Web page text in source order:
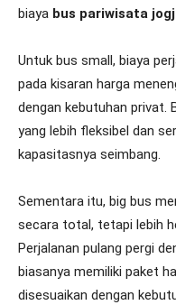
biaya bus pariwisata
Untuk bus small, biaya
pada kisaran harga
dengan kebutuhan privat.
yang lebih fleksibel dan
kapasitasnya seimbang.
Sementara itu, big bus
secara total, tetapi lebih
Perjalanan pulang pergi
biasanya memiliki paket
disesuaikan dengan